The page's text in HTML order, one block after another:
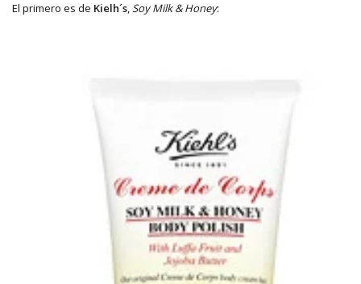
El primero es de Kielh´s,Soy Milk & Honey: